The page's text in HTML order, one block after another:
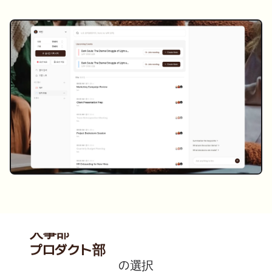
人事部
プロダクト部
の選択